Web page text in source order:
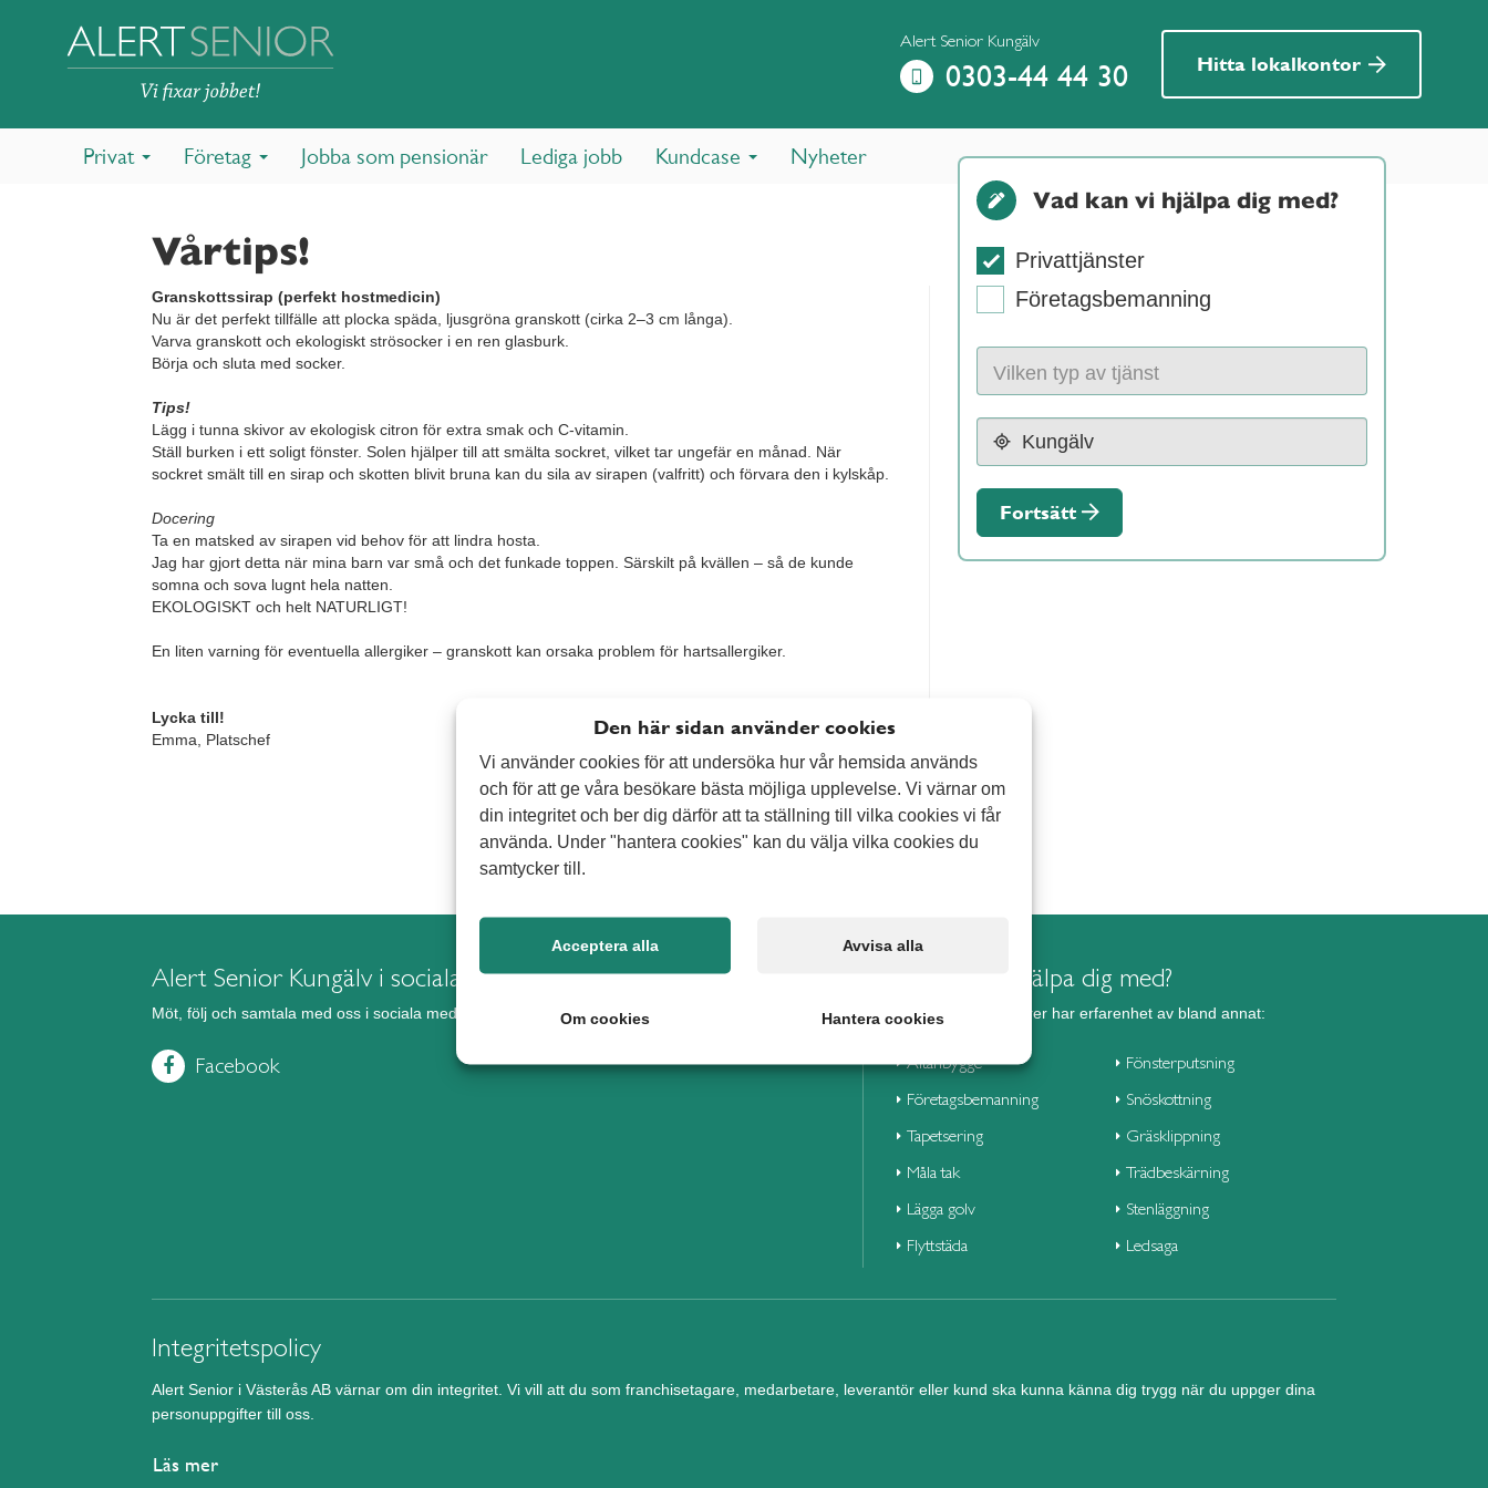
Alert Senior Kungälv
0303-44 44 30 Hitta lokalkontor
Privat Företag Jobba som pensionär Lediga jobb Kundcase Nyheter
Vårtips!
Vad kan vi hjälpa dig med?
Privattjänster
Företagsbemanning
Fortsätt
Granskottssirap (perfekt hostmedicin)
Nu är det perfekt tillfälle att plocka späda, ljusgröna granskott (cirka 2–3 cm långa).
Varva granskott och ekologiskt strösocker i en ren glasburk.
Börja och sluta med socker.
Tips!
Lägg i tunna skivor av ekologisk citron för extra smak och C-vitamin.
Ställ burken i ett soligt fönster. Solen hjälper till att smälta sockret, vilket tar ungefär en månad. När
sockret smält till en sirap och skotten blivit bruna kan du sila av sirapen (valfritt) och förvara den i kylskåp.
Docering
Ta en matsked av sirapen vid behov för att lindra hosta.
Jag har gjort detta när mina barn var små och det funkade toppen. Särskilt på kvällen – så de kunde
somna och sova lugnt hela natten.
EKOLOGISKT och helt NATURLIGT!
En liten varning för eventuella allergiker – granskott kan orsaka problem för hartsallergiker.
Lycka till!
Emma, Platschef
Alert Senior Kungälv i sociala medier
Möt, följ och samtala med oss i sociala medier.
Facebook
Vad kan vi hjälpa dig med?
Våra duktiga seniorer har erfarenhet av bland annat:
Altanbygge
Företagsbemanning
Tapetsering
Måla tak
Lägga golv
Flyttstäda
Fönsterputsning
Snöskottning
Gräsklippning
Trädbeskärning
Stenläggning
Ledsaga
Integritetspolicy
Alert Senior i Västerås AB värnar om din integritet. Vi vill att du som franchisetagare, medarbetare, leverantör eller kund ska kunna känna dig trygg när du uppger dina
personuppgifter till oss.
Läs mer
Den här sidan använder cookies
Vi använder cookies för att undersöka hur vår hemsida används
och för att ge våra besökare bästa möjliga upplevelse. Vi värnar om
din integritet och ber dig därför att ta ställning till vilka cookies vi får
använda. Under "hantera cookies" kan du välja vilka cookies du
samtycker till.
Acceptera alla Avvisa alla
Om cookies Hantera cookies